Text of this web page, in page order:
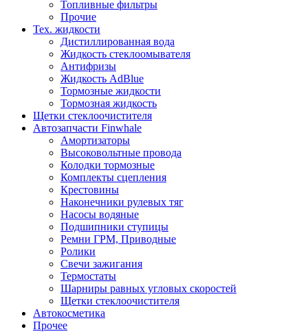
Топливные фильтры
Прочие
Тех. жидкости
Дистиллированная вода
Жидкость стеклоомывателя
Антифризы
Жидкость AdBlue
Тормозные жидкости
Тормозная жидкость
Щетки стеклоочистителя
Автозапчасти Finwhale
Амортизаторы
Высоковольтные провода
Колодки тормозные
Комплекты сцепления
Крестовины
Наконечники рулевых тяг
Насосы водяные
Подшипники ступицы
Ремни ГРМ, Приводные
Ролики
Свечи зажигания
Термостаты
Шарниры равных угловых скоростей
Щетки стеклоочистителя
Автокосметика
Прочее